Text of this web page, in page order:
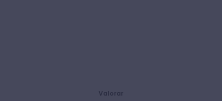
Valorar